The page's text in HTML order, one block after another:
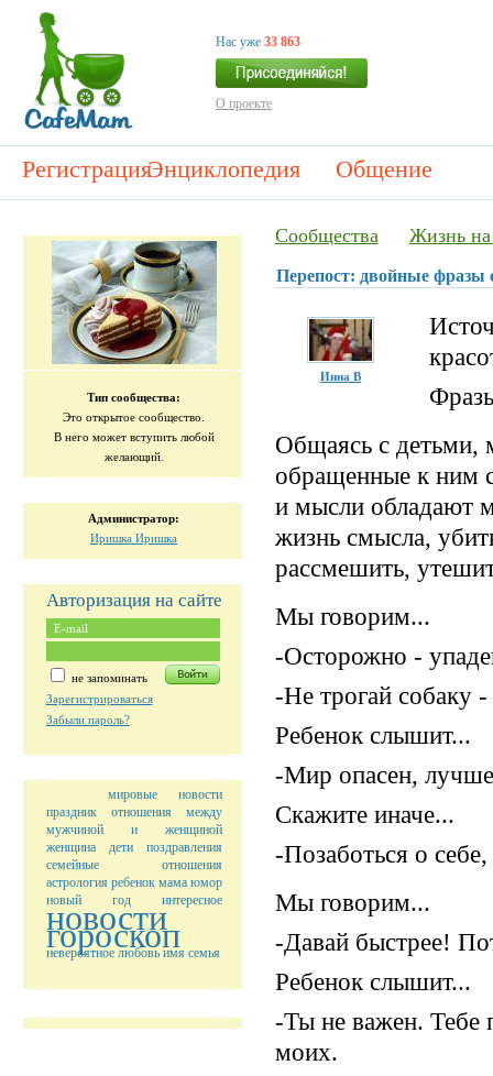
Нас уже 33 863
О проекте
РегистрацияЭнциклопедия Общение
Тип сообщества:
Это открытое сообщество.
В него может вступить любой
желающий.
Администратор:
Иришка Иришка
Авторизация на сайте
не запоминать
Зарегистрироваться
Забыли пароль?
мировые новости
праздник
отношения между
мужчиной и женщиной
женщина
дети
поздравления
семейные отношения
астрология ребенок мама юмор
новый год
интересное
новости
гороскоп
невероятное любовь имя семья
Сообщества Жизнь
Перепост: двойные фразы
Инна В
Общаясь с детьми,
обращенные к ним
и мысли обладают
жизнь смысла,
рассмешить,
Мы говорим...
-Осторожно -
-Не трогай собаку
Ребенок слышит...
-Мир опасен,
Скажите иначе...
-Позаботься о
Мы говорим...
-Давай быстрее!
Ребенок слышит...
-Ты не важен. Тебе
моих.